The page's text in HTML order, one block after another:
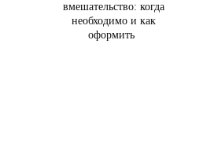
вмешательство: когда
необходимо и как
оформить